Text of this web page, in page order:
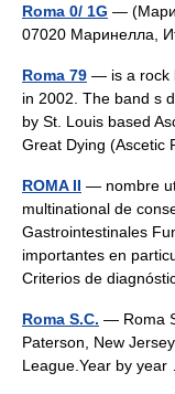
Roma 0/ 1G —
07020 Маринелла,
Roma 79 — is a rock
in 2002. The band s
by St. Louis based
Great Dying
ROMA II — nombre
multinational de
Gastrointestinales
importantes en
Criterios de
Roma S.C. — Roma
Paterson, New
League.Year by